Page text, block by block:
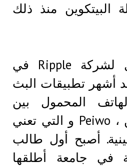
البيتكوين منذ ذلك
ثم عمل كممثل لشركة Ripple في
أشهر تطبيقات البث
المحمول بين
الشباب الصينيين ، Peiwo و التي تعني
أصبح أول طالب
في جامعة أطلقها